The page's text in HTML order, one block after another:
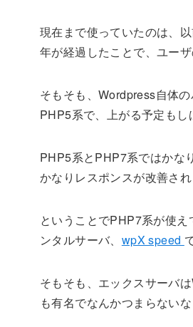
現在まで使っていたのは、
年が経過したことで、ユー
そもそも、Wordpress自体
PHP5系で、上がる予定もし
PHP5系とPHP7系ではかな
かなりレスポンスが改善さ
ということでPHP7系が使
ンタルサーバ、 wpX speed
そもそも、エックスサーバ
も有名でなんかつまらない